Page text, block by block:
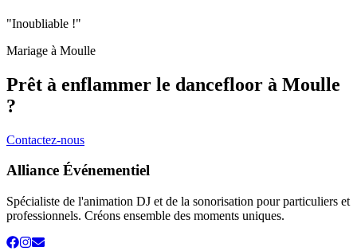
"Inoubliable !"
Mariage à Moulle
Prêt à enflammer le dancefloor à Moulle
?
Contactez-nous
Alliance Événementiel
Spécialiste de l'animation DJ et de la sonorisation pour particuliers et
professionnels. Créons ensemble des moments uniques.